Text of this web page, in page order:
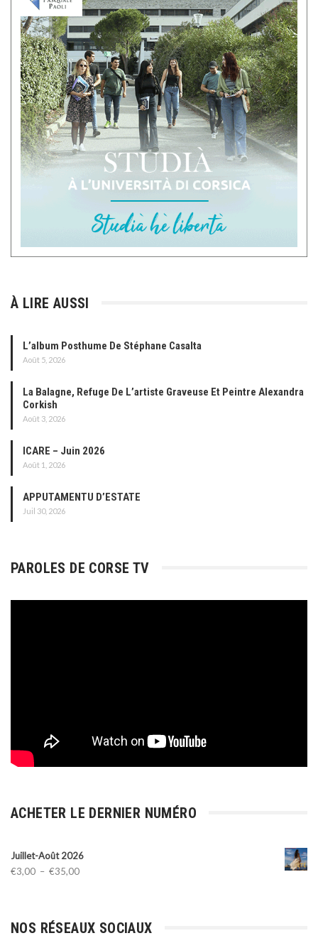
À LIRE AUSSI
L’album Posthume De Stéphane Casalta
Août 5, 2026
La Balagne, Refuge De L’artiste Graveuse Et Peintre Alexandra
Corkish
Août 3, 2026
ICARE – Juin 2026
Août 1, 2026
APPUTAMENTU D’ESTATE
Juil 30, 2026
PAROLES DE CORSE TV
ACHETER LE DERNIER NUMÉRO
Juillet-Août 2026
€3,00 – €35,00Plage
à
NOS RÉSEAUX SOCIAUX